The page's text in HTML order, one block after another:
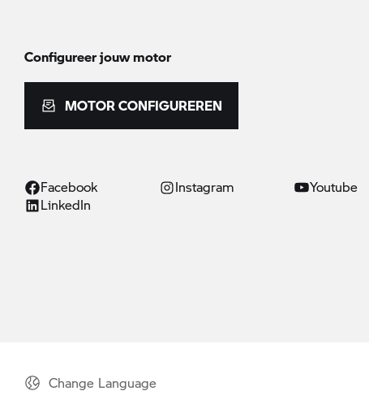
Configureer jouw motor
MOTOR CONFIGUREREN
Facebook Instagram
Youtube
LinkedIn
Change Language